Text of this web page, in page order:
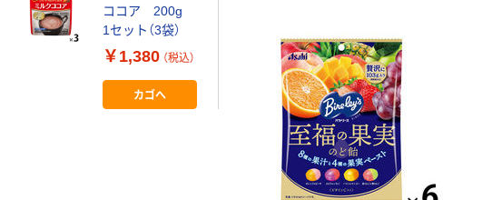
ココア 200g
1セット（3袋）
￥1,380 （税込）
カゴへ